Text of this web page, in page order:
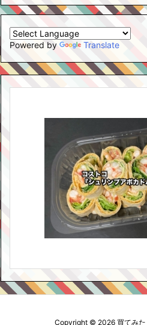
Powered by Translate
Copyright © 2026 買てみた